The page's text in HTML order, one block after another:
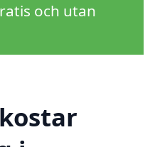
och utan